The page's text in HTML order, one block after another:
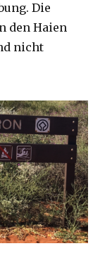
Die
den Haien
nicht